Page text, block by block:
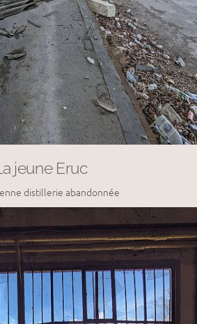
jeune Eruc
distillerie abandonnée